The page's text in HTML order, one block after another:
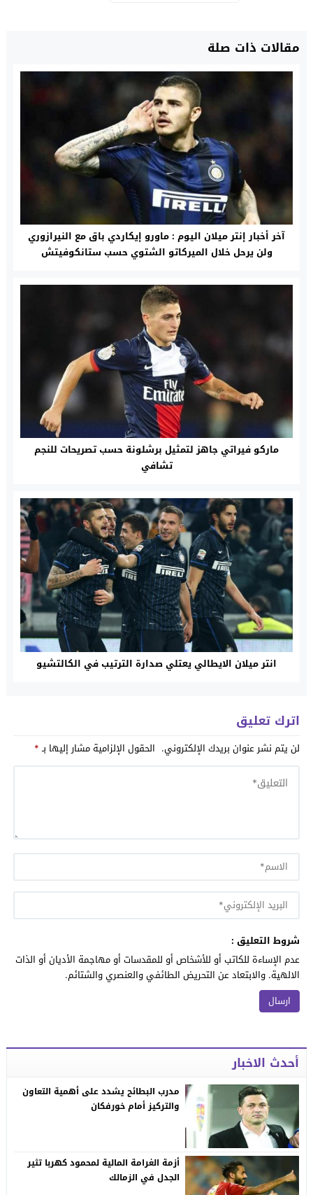
مقالات ذات صلة
آخر أخبار إنتر ميلان اليوم : ماورو إيكاردي باق مع النيرازوري
ولن يرحل خلال الميركاتو الشتوي حسب ستانكوفيتش
ماركو فيراتي جاهز لتمثيل برشلونة حسب تصريحات للنجم
تشافي
انتر ميلان الايطالي يعتلي صدارة الترتيب في الكالتشيو
اترك تعليق
لن يتم نشر عنوان بريدك الإلكتروني. الحقول الإلزامية مشار إليها بـ*
شروط التعليق :
عدم الإساءة للكاتب أو للأشخاص أو للمقدسات أو مهاجمة الأديان أو الذات
الالهية. والابتعاد عن التحريض الطائفي والعنصري والشتائم.
أحدث الاخبار
مدرب البطائح يشدد على أهمية التعاون
والتركيز أمام خورفكان
أزمة الغرامة المالية لمحمود كهربا تثير
الجدل في الزمالك